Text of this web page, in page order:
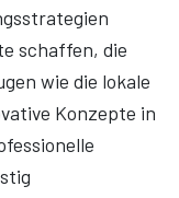
schaffen, die
wie die lokale
Konzepte in